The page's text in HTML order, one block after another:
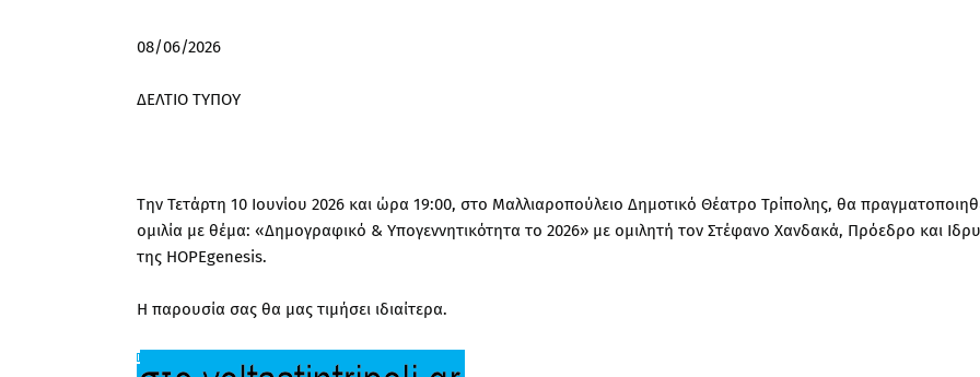
08/06/2026
ΔΕΛΤΙΟ ΤΥΠΟΥ
Την Τετάρτη 10 Ιουνίου 2026 και ώρα 19:00, στο Μαλλιαροπούλειο Δημοτικό Θέατρο Τρίπολης, θα
ομιλία με θέμα: «Δημογραφικό & Υπογεννητικότητα το 2026» με ομιλητή τον Στέφανο Χανδακά, Πρόεδρο και
της HOPEgenesis.
Η παρουσία σας θα μας τιμήσει ιδιαίτερα.